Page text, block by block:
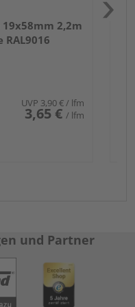
19x58mm 2,2m
UVP 3,90 €/ lfm
3,65 € / lfm
und Partner